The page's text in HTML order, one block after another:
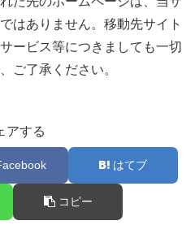
はありません。移動先サイト
ービス等につきましても一切
ご了承ください。
アする
はてブ
コピー